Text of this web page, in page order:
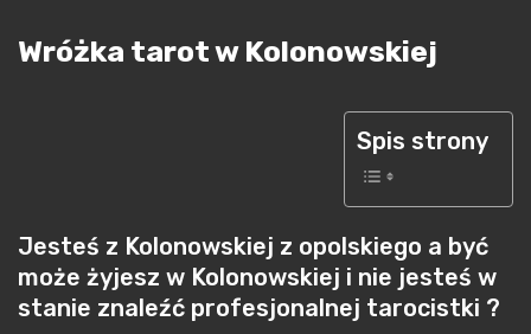
Wróżka tarot w Kolonowskiej
Spis strony
Jesteś z Kolonowskiej z opolskiego a być
może żyjesz w Kolonowskiej i nie jesteś w
stanie znaleźć profesjonalnej tarocistki ?